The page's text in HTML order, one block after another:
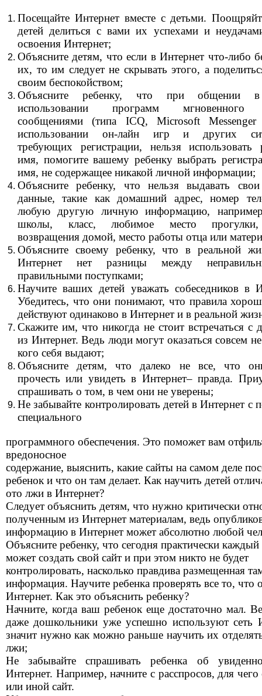
Посещайте Интернет вместе с детьми.
детей делиться с вами их успехами и
освоения Интернет;
Объясните детям, что если в Интернет что-либо
их, то им следует не скрывать этого, а
своим беспокойством;
Объясните ребенку, что при общении в
использовании программ мгновенного
сообщениями (типа ICQ, Microsoft
использовании он-лайн игр и других
требующих регистрации, нельзя использовать
имя, помогите вашему ребенку выбрать
имя, не содержащее никакой личной информации;
Объясните ребенку, что нельзя выдавать
данные, такие как домашний адрес, номер
любую другую личную информацию,
школы, класс, любимое место
возвращения домой, место работы отца или
Объясните своему ребенку, что в реальной
Интернет нет разницы между
правильными поступками;
Научите ваших детей уважать собеседников в
Убедитесь, что они понимают, что правила
действуют одинаково в Интернет и в реальной
Скажите им, что никогда не стоит встречаться с
из Интернет. Ведь люди могут оказаться совсем
кого себя выдают;
Объясните детям, что далеко не все, что
прочесть или увидеть в Интернет– правда.
спрашивать о том, в чем они не уверены;
Не забывайте контролировать детей в Интернет
специального
программного обеспечения. Это поможет вам
вредоносное
содержание, выяснить, какие сайты на самом деле
ребенок и что он там делает. Как научить детей
ото лжи в Интернет?
Следует объяснить детям, что нужно критически
полученным из Интернет материалам, ведь
информацию в Интернет может абсолютно любой
Объясните ребенку, что сегодня практически каждый
может создать свой сайт и при этом никто не будет
контролировать, насколько правдива размещенная
информация. Научите ребенка проверять все то, что
Интернет. Как это объяснить ребенку?
Начните, когда ваш ребенок еще достаточно мал.
даже дошкольники уже успешно используют сеть
значит нужно как можно раньше научить их
лжи;
Не забывайте спрашивать ребенка об
Интернет. Например, начните с расспросов, для чего
или иной сайт.